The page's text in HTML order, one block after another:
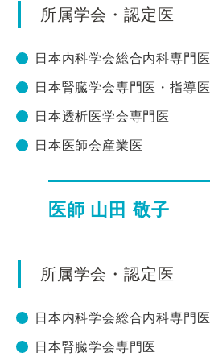
所属学会・認定医
日本内科学会総合内科専門医
日本腎臓学会専門医・指導医
日本透析医学会専門医
日本医師会産業医
医師 山田 敬子
所属学会・認定医
日本内科学会総合内科専門医
日本腎臓学会専門医